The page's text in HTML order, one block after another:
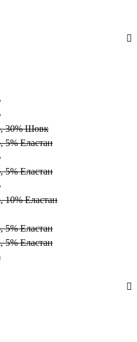
30% Шовк
5% Еластан
5% Еластан
10% Еластан
5% Еластан
5% Еластан